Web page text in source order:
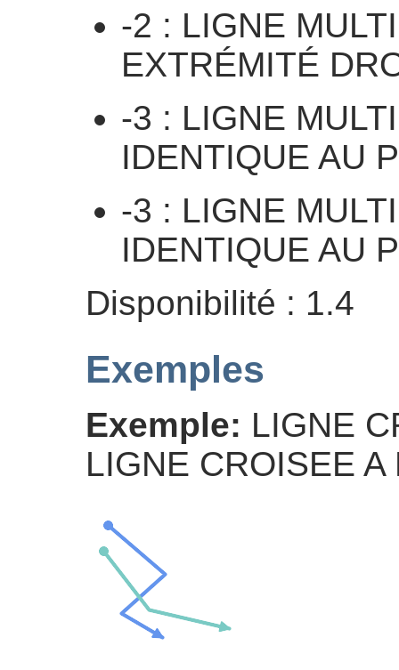
-2 : LIGNE
EXTRÉMITÉ
-3 : LIGNE
IDENTIQUE AU
-3 : LIGNE
IDENTIQUE AU
Disponibilité : 1.4
Exemples
Exemple: LIGNE
LIGNE CROISEE A